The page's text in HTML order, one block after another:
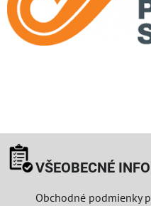
VŠEOBECNÉ
Obchodné podmienky